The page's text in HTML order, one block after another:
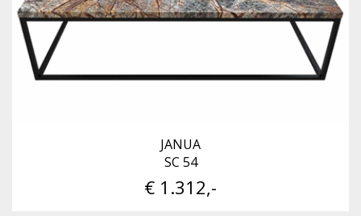
JANUA
SC 54
€ 1.312,-